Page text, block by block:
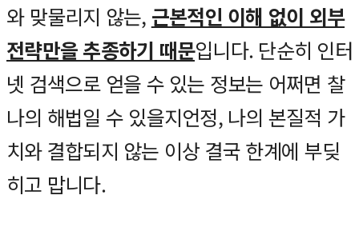
와 맞물리지 않는, 근본적인 이해 없이 외부
전략만을 추종하기 때문입니다. 단순히 인터
넷 검색으로 얻을 수 있는 정보는 어쩌면 찰
나의 해법일 수 있을지언정, 나의 본질적 가
치와 결합되지 않는 이상 결국 한계에 부딪
히고 맙니다.